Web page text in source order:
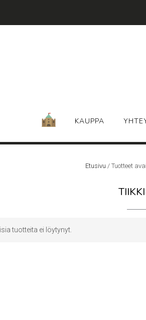
KAUPPA
Etusivu / Tuotteet
tuotteita ei löytynyt.